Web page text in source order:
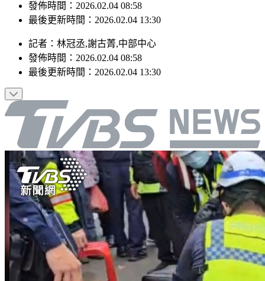
發佈時間：2026.02.04 08:58
最後更新時間：2026.02.04 13:30
記者 ： 林冠丞,謝古菁,中部中心
發佈時間： 2026.02.04 08:58
最後更新時間： 2026.02.04 13:30